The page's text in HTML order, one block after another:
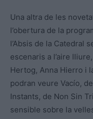
Una altra de les
l’obertura de la
l’Absis de la Catedral
escenaris a l’aire
Hertog, Anna Hierro i
podran veure Vacío,
Instants, de Non Sin
sensible sobre la